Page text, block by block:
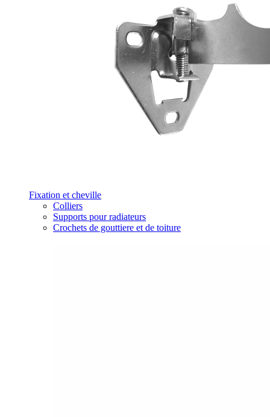
Fixation et cheville
Colliers
Supports pour radiateurs
Crochets de gouttiere et de toiture